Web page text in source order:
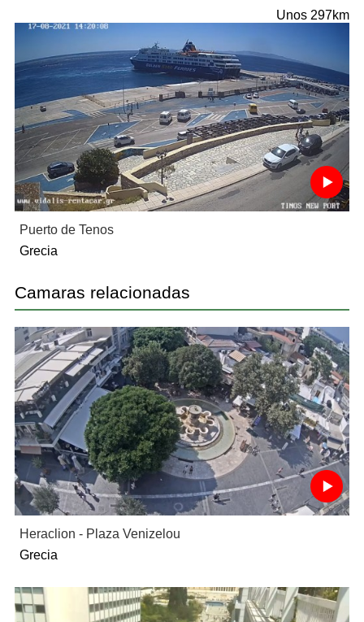
Unos 297km
Puerto de Tenos
Grecia
Camaras relacionadas
Heraclion - Plaza Venizelou
Grecia